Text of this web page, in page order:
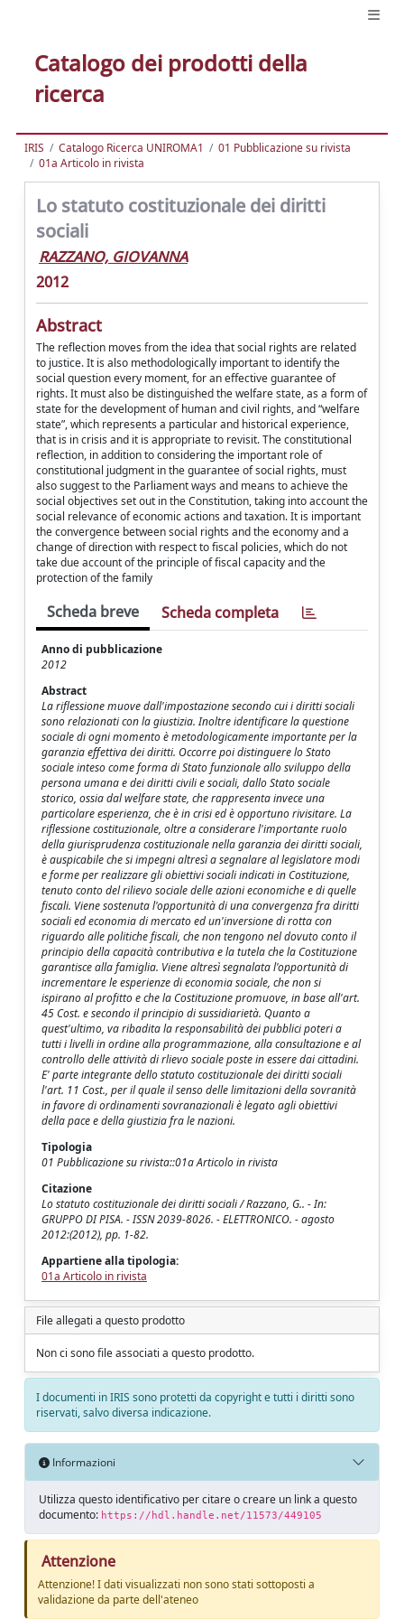
Catalogo dei prodotti della
ricerca
IRIS Catalogo Ricerca UNIROMA1
01 Pubblicazione su rivista
01a Articolo in rivista
Lo statuto costituzionale dei diritti
sociali
RAZZANO, GIOVANNA
2012
Abstract
The reflection moves from the idea that social rights are related
to justice. It is also methodologically important to identify the
social question every moment, for an effective guarantee of
rights. It must also be distinguished the welfare state, as a form of
state for the development of human and civil rights, and “welfare
state”, which represents a particular and historical experience,
that is in crisis and it is appropriate to revisit. The constitutional
reflection, in addition to considering the important role of
constitutional judgment in the guarantee of social rights, must
also suggest to the Parliament ways and means to achieve the
social objectives set out in the Constitution, taking into account the
social relevance of economic actions and taxation. It is important
the convergence between social rights and the economy and a
change of direction with respect to fiscal policies, which do not
take due account of the principle of fiscal capacity and the
protection of the family
Scheda breve Scheda completa
Anno di pubblicazione
2012
Abstract
La riflessione muove dall'impostazione secondo cui i diritti sociali
sono relazionati con la giustizia. Inoltre identificare la questione
sociale di ogni momento è metodologicamente importante per la
garanzia effettiva dei diritti. Occorre poi distinguere lo Stato
sociale inteso come forma di Stato funzionale allo sviluppo della
persona umana e dei diritti civili e sociali, dallo Stato sociale
storico, ossia dal welfare state, che rappresenta invece una
particolare esperienza, che è in crisi ed è opportuno rivisitare. La
riflessione costituzionale, oltre a considerare l'importante ruolo
della giurisprudenza costituzionale nella garanzia dei diritti sociali,
è auspicabile che si impegni altresì a segnalare al legislatore modi
e forme per realizzare gli obiettivi sociali indicati in Costituzione,
tenuto conto del rilievo sociale delle azioni economiche e di quelle
fiscali. Viene sostenuta l'opportunità di una convergenza fra diritti
sociali ed economia di mercato ed un'inversione di rotta con
riguardo alle politiche fiscali, che non tengono nel dovuto conto il
principio della capacità contributiva e la tutela che la Costituzione
garantisce alla famiglia. Viene altresì segnalata l'opportunità di
incrementare le esperienze di economia sociale, che non si
ispirano al profitto e che la Costituzione promuove, in base all'art.
45 Cost. e secondo il principio di sussidiarietà. Quanto a
quest'ultimo, va ribadita la responsabilità dei pubblici poteri a
tutti i livelli in ordine alla programmazione, alla consultazione e al
controllo delle attività di rlievo sociale poste in essere dai cittadini.
E' parte integrante dello statuto costituzionale dei diritti sociali
l'art. 11 Cost., per il quale il senso delle limitazioni della sovranità
in favore di ordinamenti sovranazionali è legato agli obiettivi
della pace e della giustizia fra le nazioni.
Tipologia
01 Pubblicazione su rivista::01a Articolo in rivista
Citazione
Lo statuto costituzionale dei diritti sociali / Razzano, G.. - In:
GRUPPO DI PISA. - ISSN 2039-8026. - ELETTRONICO. - agosto
2012:(2012), pp. 1-82.
Appartiene alla tipologia:
01a Articolo in rivista
File allegati a questo prodotto
Non ci sono file associati a questo prodotto.
I documenti in IRIS sono protetti da copyright e tutti i diritti sono
riservati, salvo diversa indicazione.
Informazioni
Utilizza questo identificativo per citare o creare un link a questo
documento: https://hdl.handle.net/11573/449105
Attenzione
Attenzione! I dati visualizzati non sono stati sottoposti a
validazione da parte dell'ateneo